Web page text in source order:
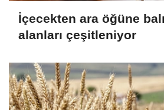
İçecekten ara öğüne
alanları çeşitleniyor